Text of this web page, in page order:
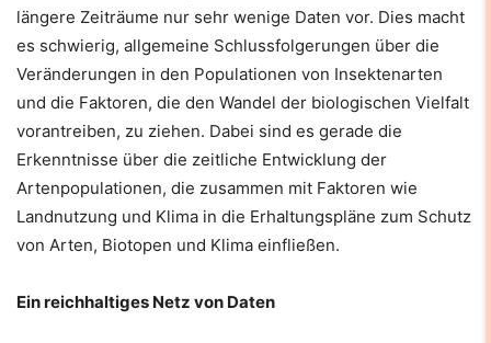
längere Zeiträume nur sehr wenige Daten vor. Dies macht
es schwierig, allgemeine Schlussfolgerungen über die
Veränderungen in den Populationen von Insektenarten
und die Faktoren, die den Wandel der biologischen Vielfalt
vorantreiben, zu ziehen. Dabei sind es gerade die
Erkenntnisse über die zeitliche Entwicklung der
Artenpopulationen, die zusammen mit Faktoren wie
Landnutzung und Klima in die Erhaltungspläne zum Schutz
von Arten, Biotopen und Klima einfließen.
Ein reichhaltiges Netz von Daten